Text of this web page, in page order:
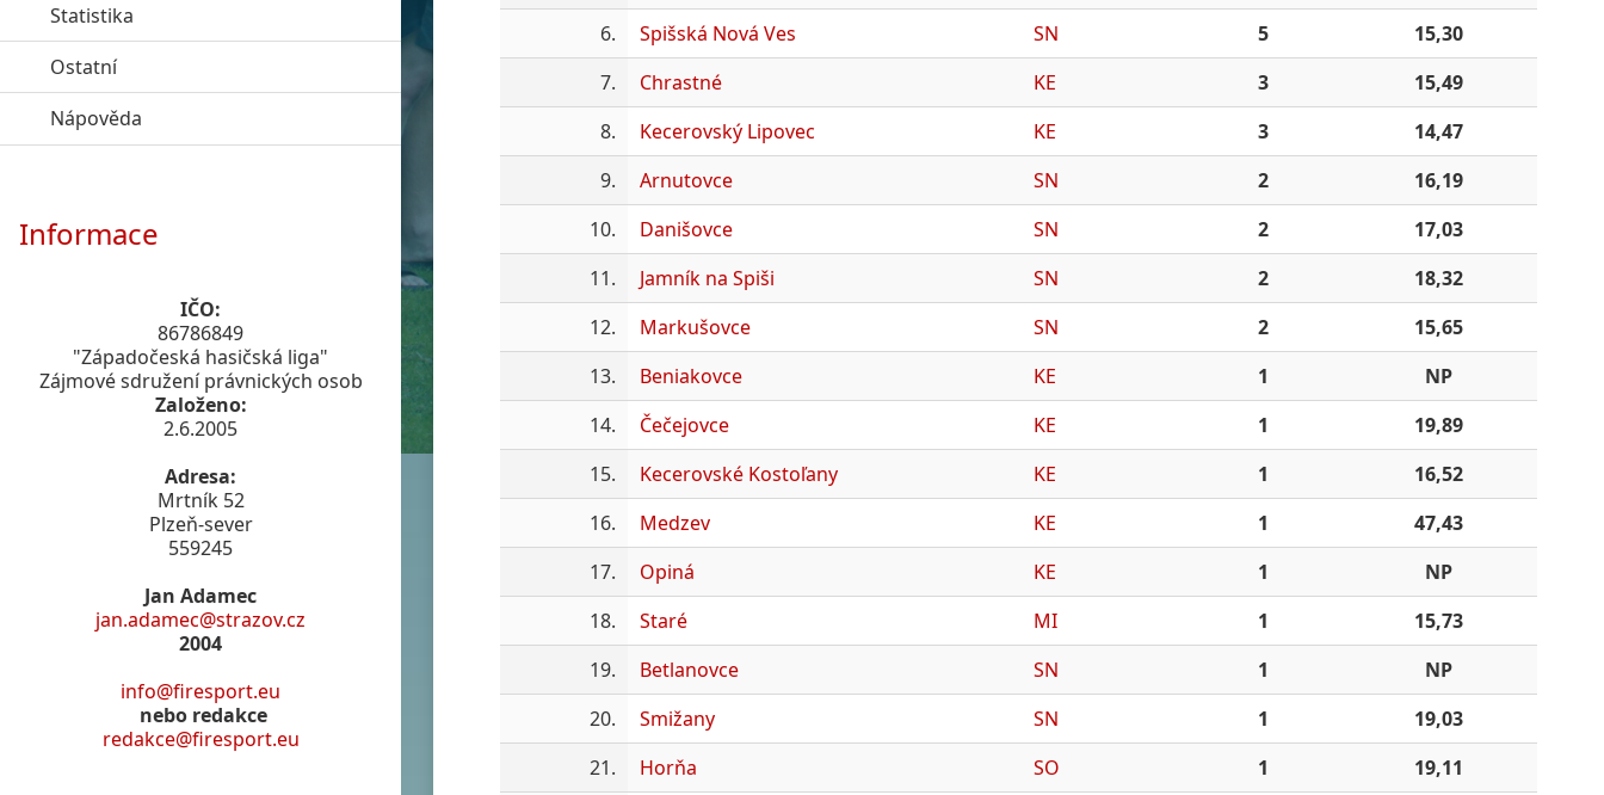
6.
Spišská Nová Ves SN 5
15,30
7.
Chrastné KE 3
15,49
8.
Kecerovský Lipovec KE 3
14,47
9.
Arnutovce SN 2
16,19
10.
Danišovce SN 2
17,03
11.
Jamník na Spiši SN 2
18,32
12.
Markušovce SN 2
15,65
13.
Beniakovce KE 1
NP
14.
Čečejovce KE 1
19,89
15.
Kecerovské Kostoľany KE 1
16,52
16.
Medzev KE 1
47,43
17.
Opiná KE 1
NP
18.
Staré MI 1
15,73
19.
Betlanovce SN 1
NP
20.
Smižany SN 1
19,03
21.
Horňa SO 1
19,11
Statistika
Ostatníclick to expand contents
Nápověda
Informace
IČO:
86786849
"Západočeská hasičská liga"
Zájmové sdružení právnických osob
Založeno:
2.6.2005
Adresa:
Mrtník 52
Plzeň-sever
559245
Jan Adamec
jan.adamec@strazov.cz
2004
info@firesport.eu
nebo redakce
redakce@firesport.eu